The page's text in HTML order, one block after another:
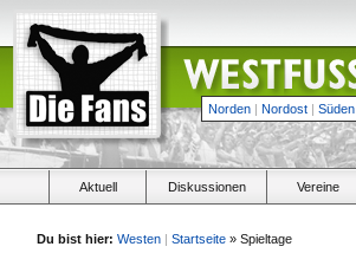
Norden | Nordost | Süden
Aktuell Diskussionen Vereine
Du bist hier: Westen | Startseite » Spieltage